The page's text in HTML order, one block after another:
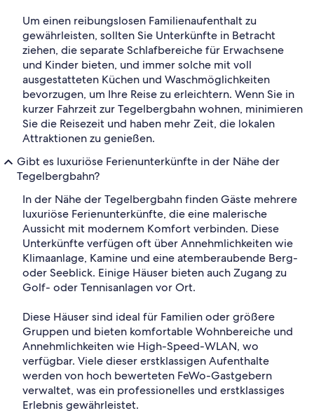
Um einen reibungslosen Familienaufenthalt zu
gewährleisten, sollten Sie Unterkünfte in Betracht
ziehen, die separate Schlafbereiche für Erwachsene
und Kinder bieten, und immer solche mit voll
ausgestatteten Küchen und Waschmöglichkeiten
bevorzugen, um Ihre Reise zu erleichtern. Wenn Sie in
kurzer Fahrzeit zur Tegelbergbahn wohnen, minimieren
Sie die Reisezeit und haben mehr Zeit, die lokalen
Attraktionen zu genießen.
Gibt es luxuriöse Ferienunterkünfte in der Nähe der
Tegelbergbahn?
In der Nähe der Tegelbergbahn finden Gäste mehrere
luxuriöse Ferienunterkünfte, die eine malerische
Aussicht mit modernem Komfort verbinden. Diese
Unterkünfte verfügen oft über Annehmlichkeiten wie
Klimaanlage, Kamine und eine atemberaubende Berg-
oder Seeblick. Einige Häuser bieten auch Zugang zu
Golf- oder Tennisanlagen vor Ort.
Diese Häuser sind ideal für Familien oder größere
Gruppen und bieten komfortable Wohnbereiche und
Annehmlichkeiten wie High-Speed-WLAN, wo
verfügbar. Viele dieser erstklassigen Aufenthalte
werden von hoch bewerteten FeWo-Gastgebern
verwaltet, was ein professionelles und erstklassiges
Erlebnis gewährleistet.